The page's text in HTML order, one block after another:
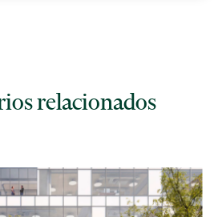
relacionados